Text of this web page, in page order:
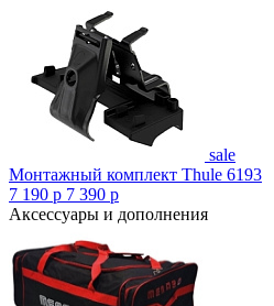
sale
Монтажный комплект Thule 6193
7 190 p 7 390 p
Аксессуары и дополнения